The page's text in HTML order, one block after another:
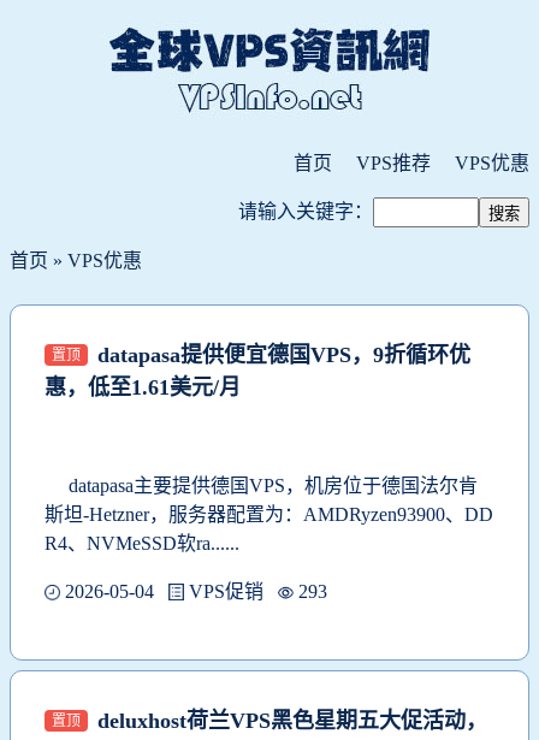
首页 VPS推荐 VPS优惠
请输入关键字：
首页 » VPS优惠
置顶
datapasa提供便宜德国VPS，9折循环优
惠，低至1.61美元/月
datapasa主要提供德国VPS，机房位于德国法尔肯
斯坦-Hetzner，服务器配置为：AMDRyzen93900、DD
R4、NVMeSSD软ra......
2026-05-04 VPS促销 293
置顶
deluxhost荷兰VPS黑色星期五大促活动，